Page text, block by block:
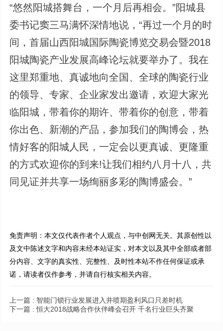
“悠然阳城搭舞台，一个月后再相会。”阳城县
委书记窦三马满怀深情地说，“再过一个月的时
间，首届山西阳城国际陶瓷博览交易会暨2018
阳城陶瓷产业发展高峰论坛就要举办了。我在
这里郑重地、真诚地向全国、全球的陶瓷行业
的领导、专家、企业家发出邀请，欢迎大家光
临阳城，带着你的期许、带着你的创意，带着
你出色、新潮的产品，参加我们的陶博会，热
情好客的阳城人民，一定会以更真诚、更隆重
的方式欢迎你的到来!让我们相约八月十八，共
同见证并共享一场绚丽多彩的陶博盛会。”
免责声明：本文仅代表作者个人观点，与中创网无关。其原创性以
及文中陈述文字和内容未经本站证实，对本文以及其中全部或者部
分内容、文字的真实性、完整性、及时性本站不作任何保证或承
诺，请读者仅作参考，并请自行核实相关内容。
上一篇 : 智能门锁行业发展进入井喷期盈利风口只差时机
下一篇 : 恒大2018战略合作伙伴峰会召开 千名行业巨头齐聚